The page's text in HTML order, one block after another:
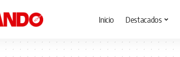
Inicio Destacados